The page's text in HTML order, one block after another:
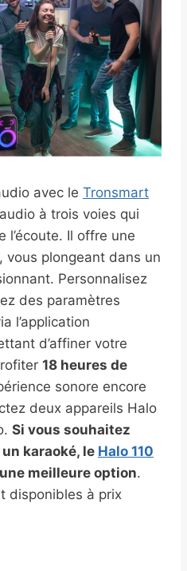
avec le Tronsmart
à trois voies qui
l’écoute. Il offre une
vous plongeant dans un
Personnalisez
des paramètres
l’application
d’affiner votre
18 heures de
sonore encore
deux appareils Halo
Si vous souhaitez
karaoké, le Halo 110
meilleure option.
disponibles à prix